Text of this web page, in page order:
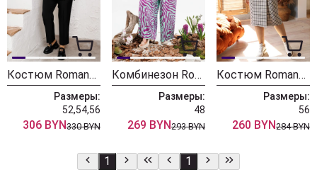
Костюм Romanovich Style 2-2561 чёрный
Размеры:
52,54,56
306 BYN330 BYN
Комбинезон Romanovich Style 1-2517 мультиколор
Размеры:
48
269 BYN293 BYN
Костюм Romanovich Style 3-1950 бежевый
Размеры:
56
260 BYN284 BYN
1 1